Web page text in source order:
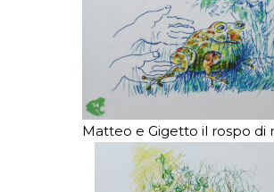
Matteo e Gigetto il rospo di